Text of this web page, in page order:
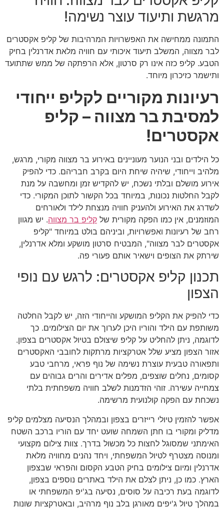
מרגשת ותיעוד עוצר נשימה!
התמונה ממחישה את האפשרויות המרהיבות של קליפ אקסטרים
לבר מצווה, המשלב תיעוד איכותי עם חוויה מלאת אדרנלין בחיק
הטבע. קליפ כזה אינו רק סרטון, אלא הרפתקה של ממש שתתועד
ותישמר כזיכרון מיוחד.
רעיונות מקוריים לקליפ ייחודי
למסיבת בר מצווה – קליפ
אקסטרים!
כל הילדים ובני הנוער מעוניינים באירוע בר מצווה מקורי, מרגש,
מלהיב וייחודי, שיהיה שיחת היום בקרב חבריהם. כדי להפיק
אירוע מושלם ובלתי נשכח, יש להקדיש זמן ומחשבה על מנת
לקבל החלטות נכונות, במיוחד בכל הקשור לתוכן המקורי. כדי
לשדרג את האירוע ולהעניק חוויה מנצחת לילד ולאורחים
המוזמנים, אין כמו הפקה מקורית של קליפ בר מצווה. יש מגוון
רחב של רעיונות ואפשרויות, וביניהם בולט במיוחד "קליפ
אקסטרים לבר מצווה", המבטיח סרטון מושקע ומלא אדרנלין,
שירתק את הצופים וישאיר אותם פעורי פה.
תכנון קליפ אקסטרים: לרגש עם נופי
הצפון
כדי להפיק את הקליפ המושקע והייחודי הזה, יש לקבל החלטה
משותפת עם הילד והוריו היכן לערוך את יום הצילומים. כך
לדוגמה, ניתן להחליט על קליפ שיצולם בטיול אקסטרים בצפון.
אזור הצפון מציע שלל אטרקציות מרתקות לחובבי האקסטרים
ותפאורה טבעית עוצרת נשימה של נוף פראי, מרחבי טבע
קסומים, נחלים שוצפים, מפלים אדירים והרים גבוהים עם
צמחייה עשירה. זוהי הזדמנות לשלב חוויה משפחתית בלתי
נשכחת עם הפקה קולנועית מרשימה.
אפשר להזמין טיולי רייזרים בצפון ובמהלך הנסיעה מצלמים קליפ
מדליק ומקורי בו חתן השמחה שועט יחד עם הוריו ברכב השטח
האימתני שמסוגל לחצות כל מכשול בדרך. צוות צילום מקצועי
ומנוסה מצטרף לטיול המשפחתי, ויחד נהנים מחוויה מלאת
אדרנלין ומיום צילומים בחיק הטבע הקסום והפראי שבצפון
הארץ. כמו כן, ניתן לצלם את הילד באתרים נוספים בצפון,
לדוגמה בעת רכיבה על סוסים, נסיעה בג'יפ המשפחתי או
במהלך טיול ג'יפים מאורגן בלב נוף מרהיב, ובאטרקציות שונות